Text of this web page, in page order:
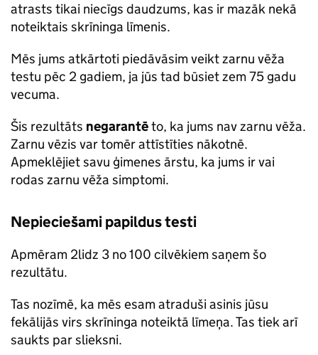
atrasts tikai niecīgs daudzums, kas ir mazāk nekā
noteiktais skrīninga līmenis.
Mēs jums atkārtoti piedāvāsim veikt zarnu vēža
testu pēc 2 gadiem, ja jūs tad būsiet zem 75 gadu
vecuma.
Šis rezultāts negarantēto, ka jums nav zarnu vēža.
Zarnu vēzis var tomēr attīstīties nākotnē.
Apmeklējiet savu ģimenes ārstu, ka jums ir vai
rodas zarnu vēža simptomi.
Nepieciešami papildus testi
Apmēram 2lidz 3 no 100 cilvēkiem saņem šo
rezultātu.
Tas nozīmē, ka mēs esam atraduši asinis jūsu
fekālijās virs skrīninga noteiktā līmeņa. Tas tiek arī
saukts par slieksni.